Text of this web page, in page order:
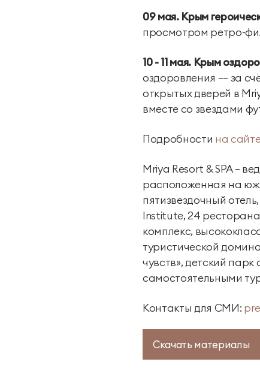
09 мая. Крым
просмотром ретро-
10 - 11 мая. Крым
оздоровления –– за
открытых дверей в
вместе со звездами
Подробности на
Mriya Resort & SPA —
расположенная на
пятизвездочный
Institute, 24
комплекс,
туристической
чувств», детский
самостоятельными
Контакты для СМИ:
Скачать материалы